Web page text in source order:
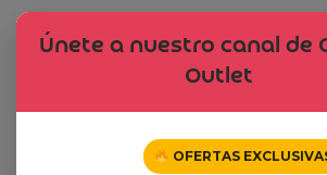
4. ¿El gel es hipoalergénico?
Sí, el GelActiv está formulado con
seguros para la piel. No contiene
irritantes, lo que lo hace apto para
sensibilidad cutánea. Sin embargo,
aconsejable probar una pequeña
Únete a nuestro canal de
Outlet
OFERTAS